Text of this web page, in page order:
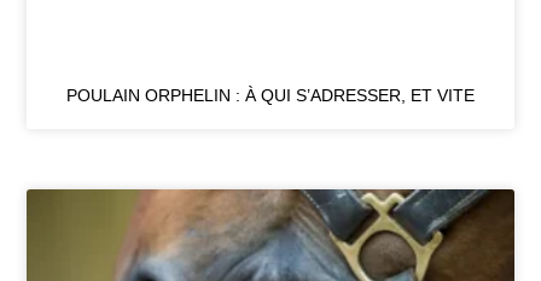
POULAIN ORPHELIN : À QUI S’ADRESSER, ET VITE